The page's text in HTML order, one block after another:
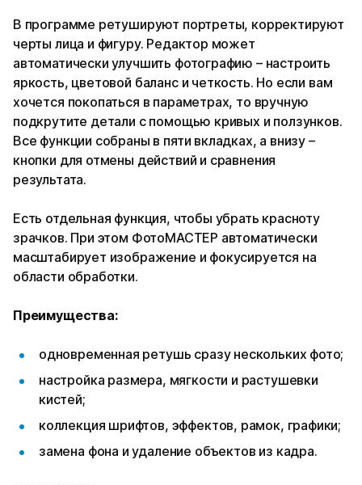
В программе ретушируют портреты, корректируют
черты лица и фигуру. Редактор может
автоматически улучшить фотографию – настроить
яркость, цветовой баланс и четкость. Но если вам
хочется покопаться в параметрах, то вручную
подкрутите детали с помощью кривых и ползунков.
Все функции собраны в пяти вкладках, а внизу –
кнопки для отмены действий и сравнения
результата.
Есть отдельная функция, чтобы убрать красноту
зрачков. При этом ФотоМАСТЕР автоматически
масштабирует изображение и фокусируется на
области обработки.
Преимущества:
одновременная ретушь сразу нескольких фото;
настройка размера, мягкости и растушевки
кистей;
коллекция шрифтов, эффектов, рамок, графики;
замена фона и удаление объектов из кадра.